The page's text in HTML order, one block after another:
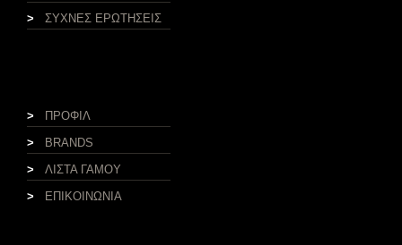
>
ΣΥΧΝΕΣ ΕΡΩΤΗΣΕΙΣ
>
ΠΡΟΦΙΛ
>
BRANDS
>
ΛΙΣΤΑ ΓΑΜΟΥ
>
ΕΠΙΚΟΙΝΩΝΙΑ